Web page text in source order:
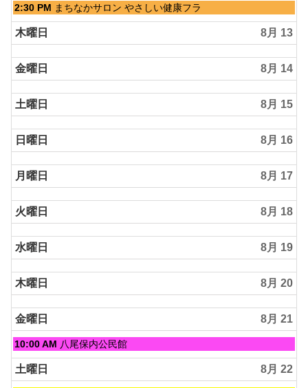
水
曜
日,
8
月
12th
2026
2:30 PM まちなかサロン やさしい健康フラ
木曜日 8月 13
金曜日 8月 14
土曜日 8月 15
日曜日 8月 16
月曜日 8月 17
火曜日 8月 18
水曜日 8月 19
木曜日 8月 20
金曜日 8月 21
金
曜
日,
8
10:00 AM 八尾保内公民館
土曜日 8月 22